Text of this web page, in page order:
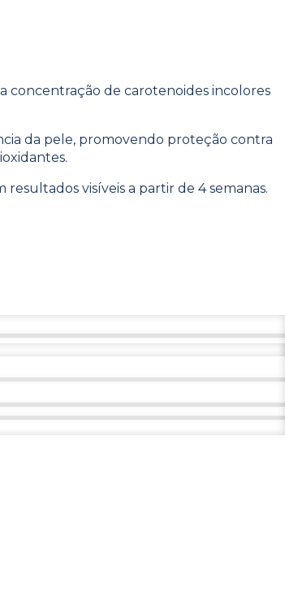
concentração de carotenoides incolores
da pele, promovendo proteção contra
visíveis a partir de 4 semanas.